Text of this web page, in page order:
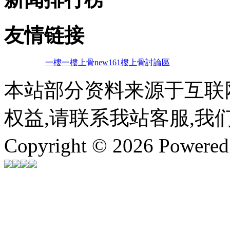
友情链接
一樓一樓上骨new161樓上骨討論區
本站部分资料来源于互
权益,请联系我站客服,我
Copyright © 2026